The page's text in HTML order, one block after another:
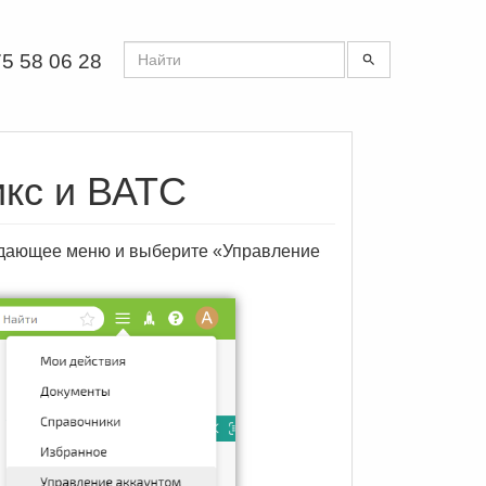
58 06 28
и ВАТС
меню и выберите «Управление